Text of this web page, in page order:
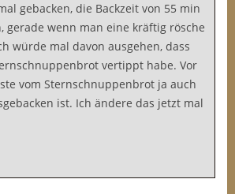
gebacken, die Backzeit von 55 min
gerade wenn man eine kräftig rösche
würde mal davon ausgehen, dass
vertippt habe. Vor
vom Sternschnuppenbrot ja auch
ist. Ich ändere das jetzt mal